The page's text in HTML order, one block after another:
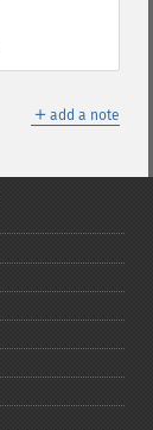
＋ add a note